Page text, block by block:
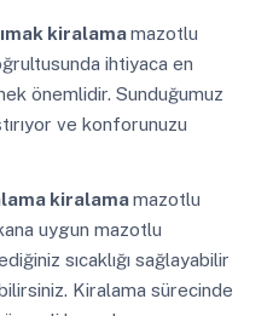
kiralamamazotlu
ihtiyaca en
önemlidir. Sunduğumuz
ve konforunuzu
kiralamamazotlu
uygun mazotlu
sıcaklığı sağlayabilir
Kiralama sürecinde